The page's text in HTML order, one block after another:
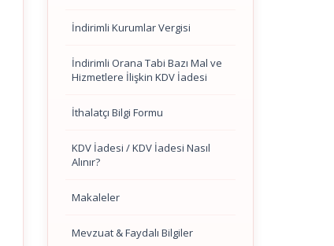
İndirimli Kurumlar Vergisi
İndirimli Orana Tabi Bazı Mal ve
Hizmetlere İlişkin KDV İadesi
İthalatçı Bilgi Formu
KDV İadesi / KDV İadesi Nasıl
Alınır?
Makaleler
Mevzuat & Faydalı Bilgiler